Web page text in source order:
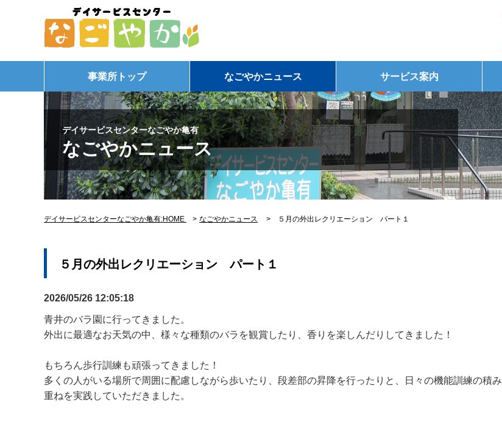
事業所トップ なごやかニュース サービス案内
デイサービスセンターなごやか亀有
なごやかニュース
デイサービスセンターなごやか亀有:HOME > なごやかニュース ５月の外出レクリエーション パート１
５月の外出レクリエーション パート１
2026/05/26 12:05:18
青井のバラ園に行ってきました。
外出に最適なお天気の中、様々な種類のバラを観賞したり、香りを楽しんだりしてきました！
もちろん歩行訓練も頑張ってきました！
多くの人がいる場所で周囲に配慮しながら歩いたり、段差部の昇降を行ったりと、日々の機能訓練の積み
重ねを実践していただきました。